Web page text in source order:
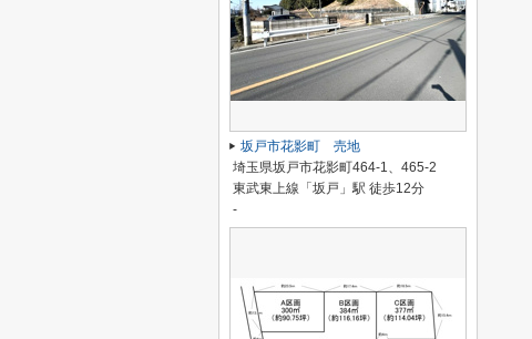
坂戸市花影町 売地
埼玉県坂戸市花影町464-1、465-2
東武東上線「坂戸」駅 徒歩12分
-